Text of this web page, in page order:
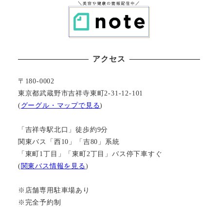
アクセス
〒180-0002
東京都武蔵野市吉祥寺東町2-31-12-101
(グーグル・マップで見る)
「吉祥寺駅北口」徒歩約9分
関東バス「西10」「吉80」系統
「東町1丁目」「東町2丁目」バス停下車すぐ
(関東バス情報を見る)
※店舗専用駐車場あり
※完全予約制